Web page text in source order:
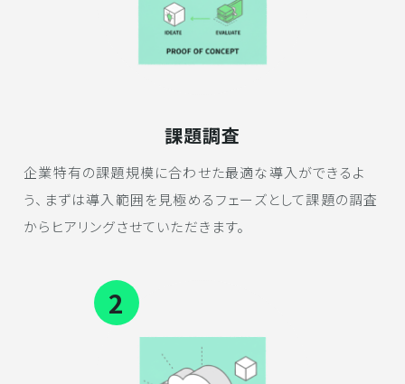
課題調査
企業特有の課題規模に合わせた最適な導入ができるよ
う、まずは導入範囲を見極めるフェーズとして課題の調査
からヒアリングさせていただきます。
2